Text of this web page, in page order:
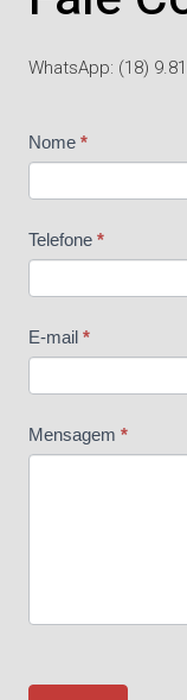
WhatsApp: (18)
Contato
Nome *
Telefone *
E-mail *
Mensagem *